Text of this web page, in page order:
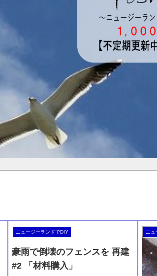
ニュージーランドでDIY
豪雨で倒壊のフェンスを 再建
#2 「材料購入」
ニュ